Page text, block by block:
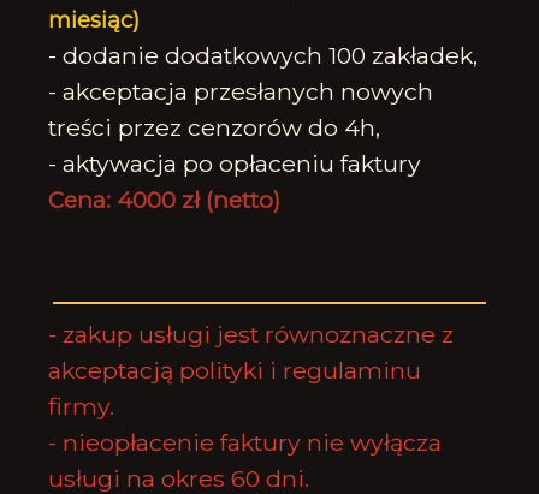
miesiąc)
- dodanie dodatkowych 100 zakładek,
- akceptacja przesłanych nowych
treści przez cenzorów do 4h,
- aktywacja po opłaceniu faktury
Cena: 4000 zł (netto)
- zakup usługi jest równoznaczne z
akceptacją polityki i regulaminu
firmy.
- nieopłacenie faktury nie wyłącza
usługi na okres 60 dni.